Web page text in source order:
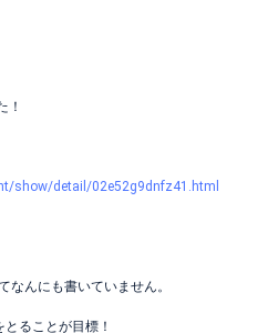
！
show/detail/02e52g9dnfz41.html
なんにも書いていません。
ることが目標！